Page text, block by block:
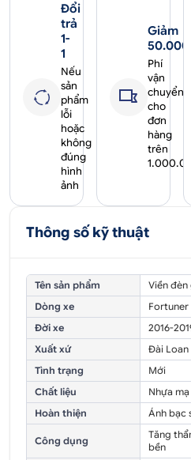
Đổi
trả
1-
1
Nếu
sản
phẩm
lỗi
hoặc
không
đúng
hình
ảnh
Giảm
50.000₫
Phí
vận
chuyển
cho
đơn
hàng
trên
Thông số kỹ thuật
Tên sản phẩm
Viền
Dòng xe
Fortuner
Đời xe
2016-
Xuất xứ
Đài Loan
Tình trạng
Mới
Chất liệu
Nhựa
Hoàn thiện
Ánh bạc
Công dụng
Tăng
bền